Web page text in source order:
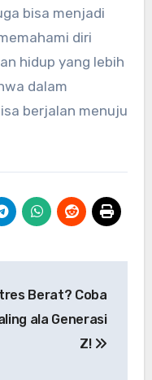
bisa menjadi
diri
hidup yang lebih
dalam
berjalan menuju
Berat? Coba
ala Generasi
Z!